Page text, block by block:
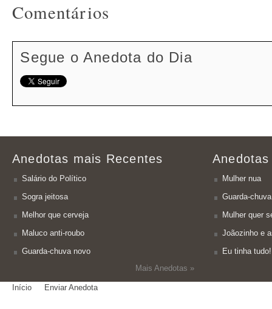
Comentários
Segue o Anedota do Dia
Anedotas mais Recentes
Salário do Político
Sogra jeitosa
Melhor que cerveja
Maluco anti-roubo
Guarda-chuva novo
Mais Anedotas »
Mulher nua
Guarda-
Mulher quer
Joãozinho e
Eu tinha tudo!
Início Enviar Anedota